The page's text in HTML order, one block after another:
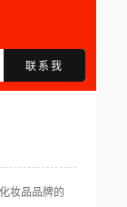
联系我
妆品品牌的